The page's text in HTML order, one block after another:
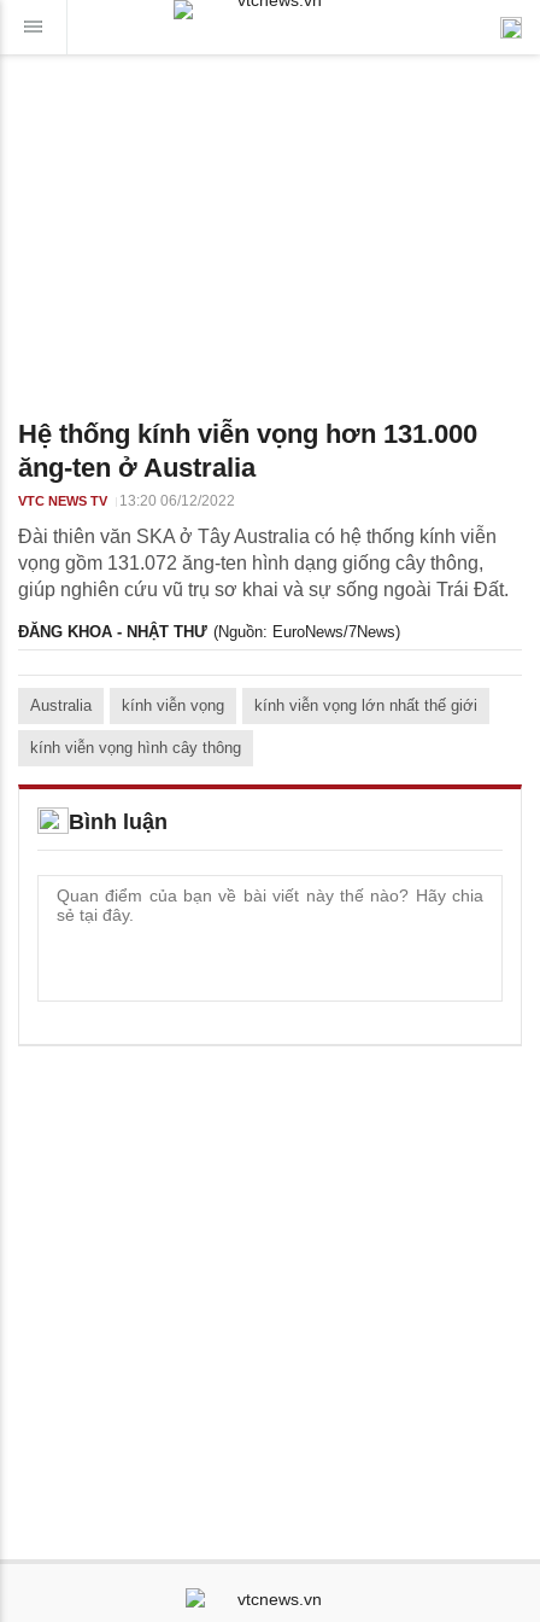
Hệ thống kính viễn vọng hơn 131.000
ăng-ten ở Australia
VTC NEWS TV 13:20 06/12/2022
Đài thiên văn SKA ở Tây Australia có hệ thống kính viễn
vọng gồm 131.072 ăng-ten hình dạng giống cây thông,
giúp nghiên cứu vũ trụ sơ khai và sự sống ngoài Trái Đất.
ĐĂNG KHOA - NHẬT THƯ (Nguồn: EuroNews/7News)
Australia kính viễn vọng kính viễn vọng lớn nhất thế giới
kính viễn vọng hình cây thông
Bình luận